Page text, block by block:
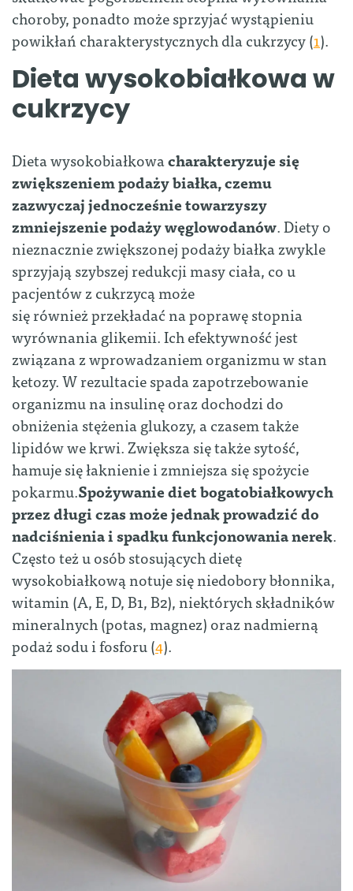
choroby, ponadto może sprzyjać wystąpieniu
powikłań charakterystycznych dla cukrzycy (1).
Dieta wysokobiałkowa w
cukrzycy
Dieta wysokobiałkowacharakteryzuje się
zwiększeniem podaży białka, czemu
zazwyczaj jednocześnie towarzyszy
zmniejszenie podaży węglowodanów. Diety o
nieznacznie zwiększonej podaży białka zwykle
sprzyjają szybszej redukcji masy ciała, co u
pacjentów z cukrzycą może
się również przekładać na poprawę stopnia
wyrównania glikemii. Ich efektywność jest
związana z wprowadzaniem organizmu w stan
ketozy. W rezultacie spada zapotrzebowanie
organizmu na insulinę oraz dochodzi do
obniżenia stężenia glukozy, a czasem także
lipidów we krwi. Zwiększa się także sytość,
hamuje się łaknienie i zmniejsza się spożycie
pokarmu.Spożywanie diet bogatobiałkowych
przez długi czas może jednak prowadzić do
nadciśnienia i spadku funkcjonowania nerek.
Często też u osób stosujących dietę
wysokobiałkową notuje się niedobory błonnika,
witamin (A, E, D, B1, B2), niektórych składników
mineralnych (potas, magnez) oraz nadmierną
podaż sodu i fosforu (4).